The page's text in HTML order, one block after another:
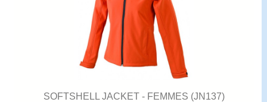
SOFTSHELL JACKET - FEMMES (JN137)